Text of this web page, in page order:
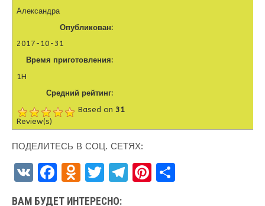
Александра
Опубликован:
2017-10-31
Время приготовления:
1H
Средний рейтинг:
Based on 31
Review(s)
ПОДЕЛИТЕСЬ В СОЦ. СЕТЯХ:
V
K
F
a
O
d
T
w
T
Pi
ВАМ БУДЕТ ИНТЕРЕСНО: